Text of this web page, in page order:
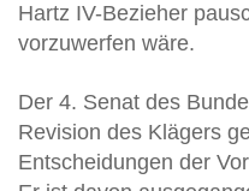
Hartz IV-Bezieher
vorzuwerfen wäre.
Der 4. Senat des
Revision des Klägers
Entscheidungen der